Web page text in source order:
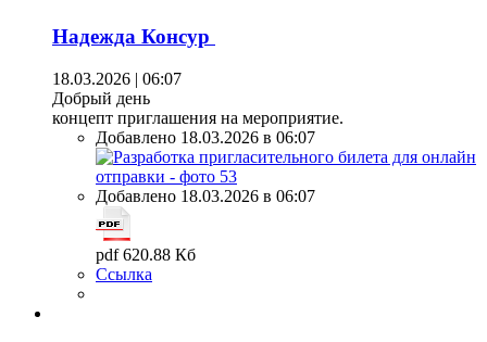
Надежда Консур
18.03.2026 | 06:07
Добрый день
концепт приглашения на мероприятие.
Добавлено 18.03.2026 в 06:07
Добавлено 18.03.2026 в 06:07
pdf 620.88 Кб
Ссылка